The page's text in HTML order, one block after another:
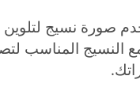
صورة نسيج
النسيج المناسب